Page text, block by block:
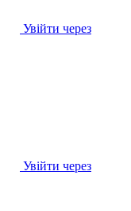
Увійти через
Увійти через